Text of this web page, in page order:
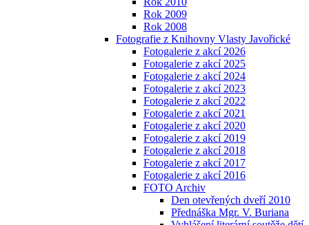
Rok 2009
Rok 2008
Fotografie z Knihovny Vlasty Javořické
Fotogalerie z akcí 2026
Fotogalerie z akcí 2025
Fotogalerie z akcí 2024
Fotogalerie z akcí 2023
Fotogalerie z akcí 2022
Fotogalerie z akcí 2021
Fotogalerie z akcí 2020
Fotogalerie z akcí 2019
Fotogalerie z akcí 2018
Fotogalerie z akcí 2017
Fotogalerie z akcí 2016
FOTO Archiv
Den otevřených dveří 2010
Přednáška Mgr. V. Buriana